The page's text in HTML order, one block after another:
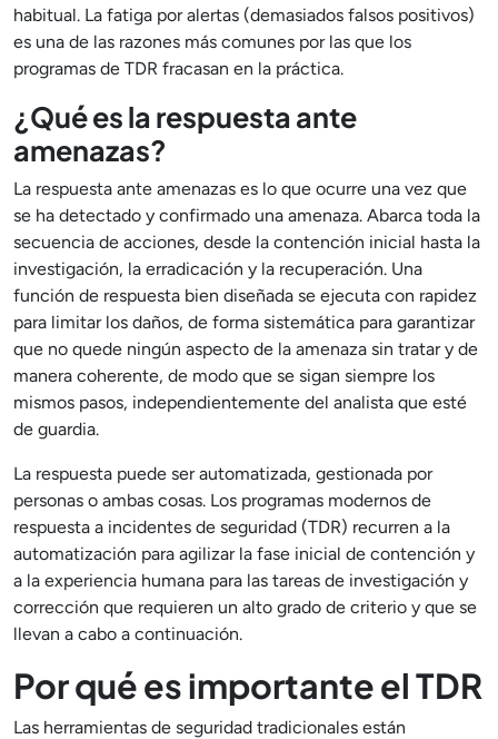
habitual. La fatiga por alertas (demasiados falsos positivos)
es una de las razones más comunes por las que los
programas de TDR fracasan en la práctica.
¿Qué es la respuesta ante
amenazas?
La respuesta ante amenazas es lo que ocurre una vez que
se ha detectado y confirmado una amenaza. Abarca toda la
secuencia de acciones, desde la contención inicial hasta la
investigación, la erradicación y la recuperación. Una
función de respuesta bien diseñada se ejecuta con rapidez
para limitar los daños, de forma sistemática para garantizar
que no quede ningún aspecto de la amenaza sin tratar y de
manera coherente, de modo que se sigan siempre los
mismos pasos, independientemente del analista que esté
de guardia.
La respuesta puede ser automatizada, gestionada por
personas o ambas cosas. Los programas modernos de
respuesta a incidentes de seguridad (TDR) recurren a la
automatización para agilizar la fase inicial de contención y
a la experiencia humana para las tareas de investigación y
corrección que requieren un alto grado de criterio y que se
llevan a cabo a continuación.
Por qué es importante el TDR
Las herramientas de seguridad tradicionales están